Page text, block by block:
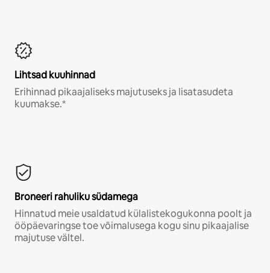
Lihtsad kuuhinnad
Erihinnad pikaajaliseks majutuseks ja lisatasudeta
kuumakse.*
Broneeri rahuliku südamega
Hinnatud meie usaldatud külalistekogukonna poolt ja
ööpäevaringse toe võimalusega kogu sinu pikaajalise
majutuse vältel.